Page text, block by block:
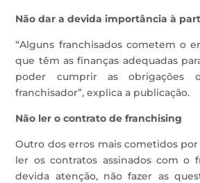
Não dar a devida importância à
“Alguns franchisados cometem o
que têm as finanças adequadas
poder cumprir as
franchisador”, explica a publicação.
Não ler o contrato de franchising
Outro dos erros mais cometidos
ler os contratos assinados com o
devida atenção, não fazer as